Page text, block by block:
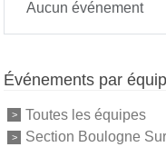
Aucun événement
Événements par
Toutes les équipes
Section Boulogne